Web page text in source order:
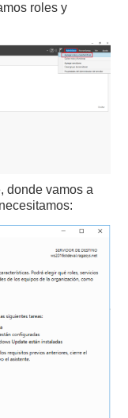
roles y
donde vamos a